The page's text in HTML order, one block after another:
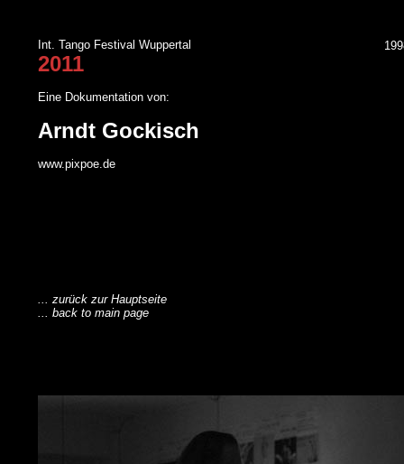
Int. Tango Festival Wuppertal
2011
Eine Dokumentation von:
Arndt Gockisch
www.pixpoe.de
... zurück zur Hauptseite
... back to main page